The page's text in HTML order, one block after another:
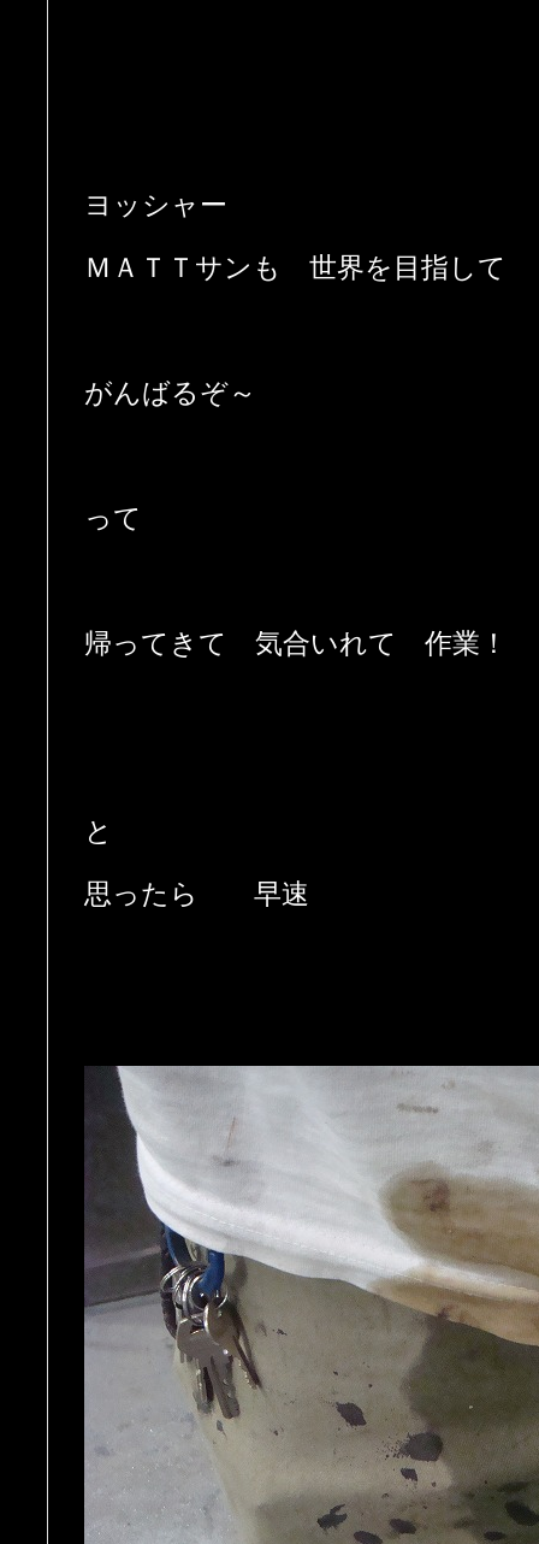
ヨッシャー
ＭＡＴＴサンも 世界を目指して
がんばるぞ～
って
帰ってきて 気合いれて 作業！
と
思ったら 早速